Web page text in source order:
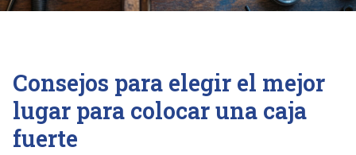
Consejos para elegir el mejor
lugar para colocar una caja
fuerte